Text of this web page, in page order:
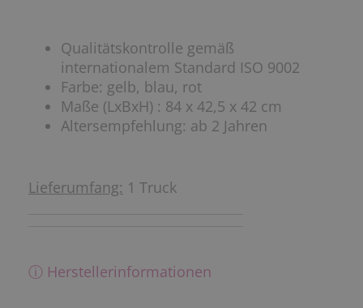
Qualitätskontrolle gemäß
internationalem Standard ISO 9002
Farbe: gelb, blau, rot
Maße (LxBxH) : 84 x 42,5 x 42 cm
Altersempfehlung: ab 2 Jahren
Lieferumfang: 1 Truck
ⓘ Herstellerinformationen